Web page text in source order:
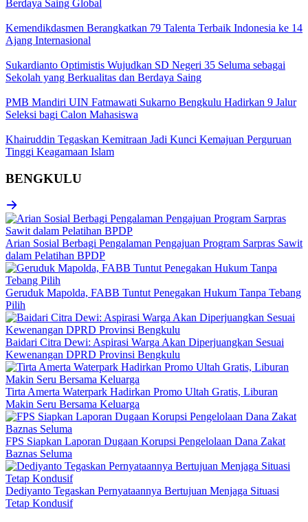
Berdaya Saing Global
Kemendikdasmen Berangkatkan 79 Talenta Terbaik Indonesia ke 14
Ajang Internasional
Sukardianto Optimistis Wujudkan SD Negeri 35 Seluma sebagai
Sekolah yang Berkualitas dan Berdaya Saing
PMB Mandiri UIN Fatmawati Sukarno Bengkulu Hadirkan 9 Jalur
Seleksi bagi Calon Mahasiswa
Khairuddin Tegaskan Kemitraan Jadi Kunci Kemajuan Perguruan
Tinggi Keagamaan Islam
BENGKULU
Arian Sosial Berbagi Pengalaman Pengajuan Program Sarpras Sawit
dalam Pelatihan BPDP
Geruduk Mapolda, FABB Tuntut Penegakan Hukum Tanpa Tebang
Pilih
Baidari Citra Dewi: Aspirasi Warga Akan Diperjuangkan Sesuai
Kewenangan DPRD Provinsi Bengkulu
Tirta Amerta Waterpark Hadirkan Promo Ultah Gratis, Liburan
Makin Seru Bersama Keluarga
FPS Siapkan Laporan Dugaan Korupsi Pengelolaan Dana Zakat
Baznas Seluma
Dediyanto Tegaskan Pernyataannya Bertujuan Menjaga Situasi
Tetap Kondusif